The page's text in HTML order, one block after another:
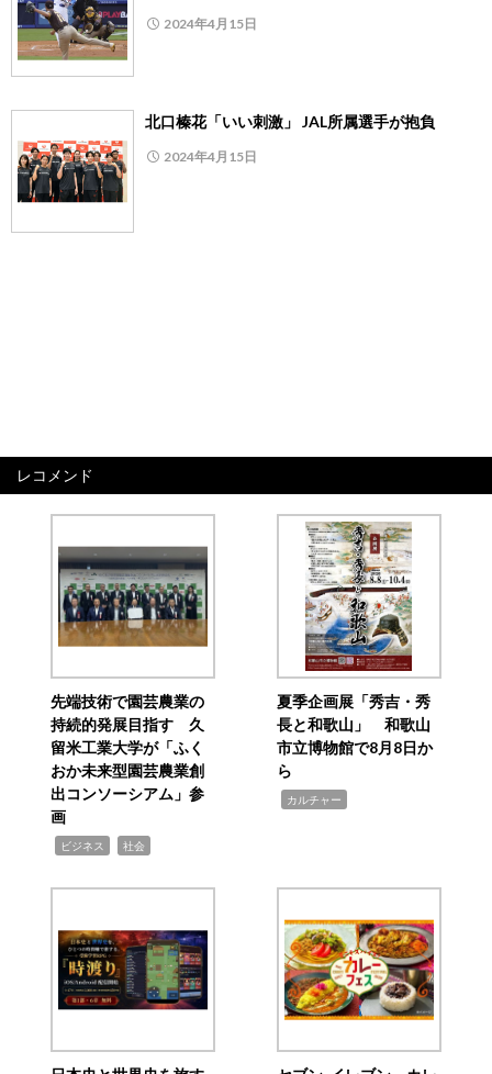
2024年4月15日
北口榛花「いい刺激」 JAL所属選手が抱負
2024年4月15日
レコメンド
先端技術で園芸農業の
持続的発展目指す 久
留米工業大学が「ふく
おか未来型園芸農業創
出コンソーシアム」参
画
ビジネス 社会
夏季企画展「秀吉・秀
長と和歌山」 和歌山
市立博物館で8月8日か
ら
カルチャー